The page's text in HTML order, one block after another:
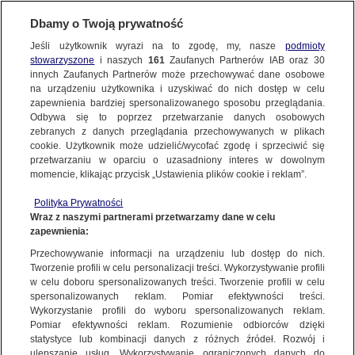
NAJNOWSZE
ZOBACZ FAKTY
FAKTY PO FAKTACH
FAKTY O ŚWIECIE
WIĘCEJ
KANAŁY
Dzień dobry!
Jedno konto do wszystkich usług
Dbamy o Twoją prywatność
Jeśli użytkownik wyrazi na to zgodę, my, nasze podmioty
stowarzyszone i naszych 161Zaufanych Partnerów IAB oraz 30
innych Zaufanych Partnerów może przechowywać dane osobowe
na urządzeniu użytkownika i uzyskiwać do nich dostęp w celu
zapewnienia bardziej spersonalizowanego sposobu przeglądania.
Odbywa się to poprzez przetwarzanie danych osobowych
zebranych z danych przeglądania przechowywanych w plikach
cookie. Użytkownik może udzielić/wycofać zgodę i sprzeciwić się
przetwarzaniu w oparciu o uzasadniony interes w dowolnym
momencie, klikając przycisk „Ustawienia plików cookie i reklam”.
Polityka Prywatności
Wraz z naszymi partnerami przetwarzamy dane w celu
zapewnienia:
Przechowywanie informacji na urządzeniu lub dostęp do nich.
Tworzenie profili w celu personalizacji treści. Wykorzystywanie profili
w celu doboru spersonalizowanych treści. Tworzenie profili w celu
spersonalizowanych reklam. Pomiar efektywności treści.
Wykorzystanie profili do wyboru spersonalizowanych reklam.
Pomiar efektywności reklam. Rozumienie odbiorców dzięki
statystyce lub kombinacji danych z różnych źródeł. Rozwój i